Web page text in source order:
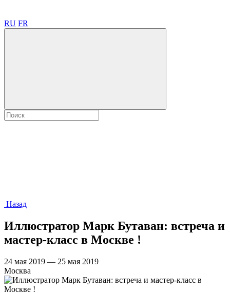
RU FR
Назад
Иллюстратор Марк Бутаван: встреча и
мастер-класс в Москве !
24 мая 2019 — 25 мая 2019
Москва